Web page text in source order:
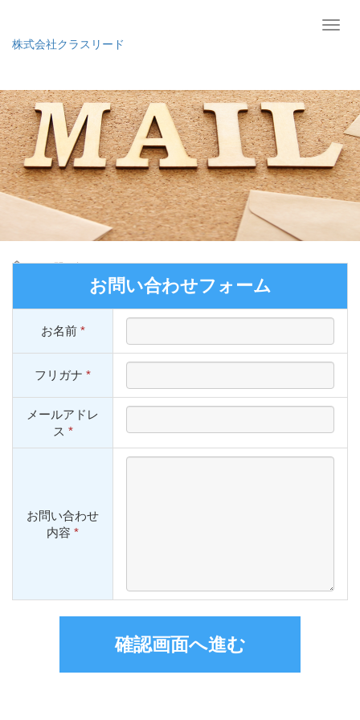
T
l
e
n
a
v
i
g
o
株式会社クラスリード
ホーム お問い合わせ
お問い合わせフォーム
お名前*
フリガナ *
メールアドレ
ス *
お問い合わせ
内容 *